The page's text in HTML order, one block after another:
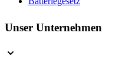
Unser Unternehmen